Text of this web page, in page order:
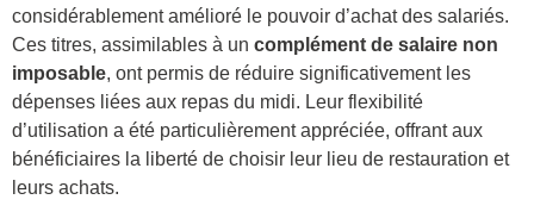
considérablement amélioré le pouvoir d’achat des salariés.
Ces titres, assimilables à un complément de salaire non
imposable, ont permis de réduire significativement les
dépenses liées aux repas du midi. Leur flexibilité
d’utilisation a été particulièrement appréciée, offrant aux
bénéficiaires la liberté de choisir leur lieu de restauration et
leurs achats.